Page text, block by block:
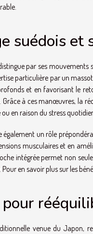
suédois et
par ses
particulière par un
et en favorisant le
Grâce à ces manœuvres, la
en raison du stress
également un rôle
musculaires et en
intégrée permet non
Pour en savoir plus sur les
venue du Japon,